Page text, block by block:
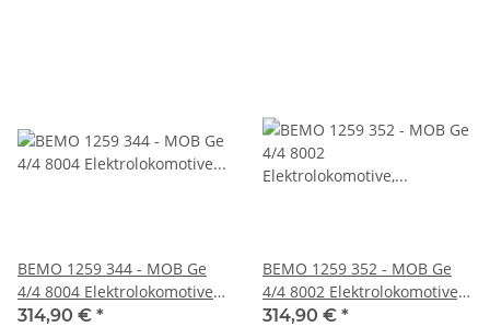
BEMO 1259 344 - MOB Ge
4/4 8004 Elektrolokomotive
grün - „Swisstainable“ -
314,90 € *
BEMO 1259 352 - MOB Ge
4/4 8002 Elektrolokomotive,
nachtblau/beige
314,90 € *